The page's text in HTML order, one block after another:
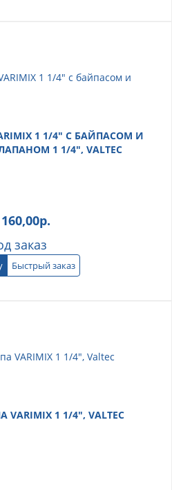
1 1/4" С БАЙПАСОМ И
1 1/4", VALTEC
р.
заказ
Быстрый заказ
1 1/4", VALTEC